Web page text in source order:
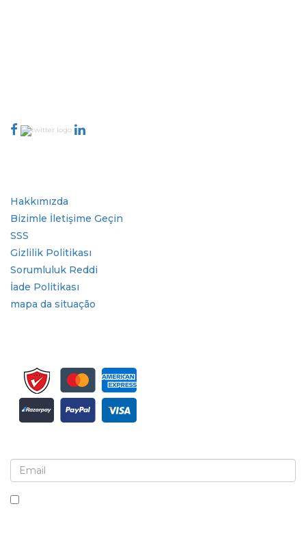
Hakkımızda
Bizimle İletişime Geçin
SSS
Gizlilik Politikası
Sorumluluk Reddi
İade Politikası
mapa da situação